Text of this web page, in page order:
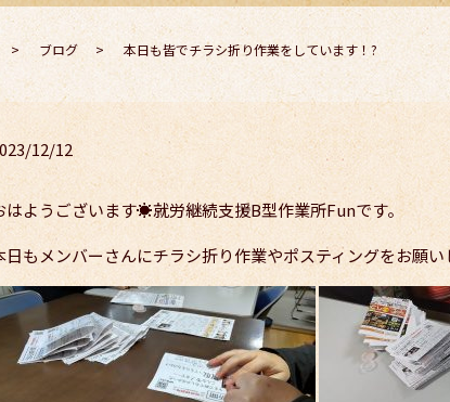
ブログ 本日も皆でチラシ折り作業をしています！?
12/12
はようございます☀就労継続支援B型作業所Funです。
日もメンバーさんにチラシ折り作業やポスティングをお願い